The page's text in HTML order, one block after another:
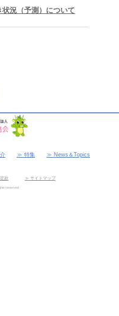
況（予測）について
特集
News＆Topics
定款 サイトマップ
reserved.